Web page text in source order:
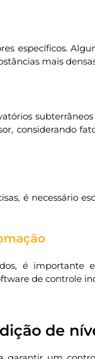
específicos.
mais
considerando
é necessário
é importante
de controle
de